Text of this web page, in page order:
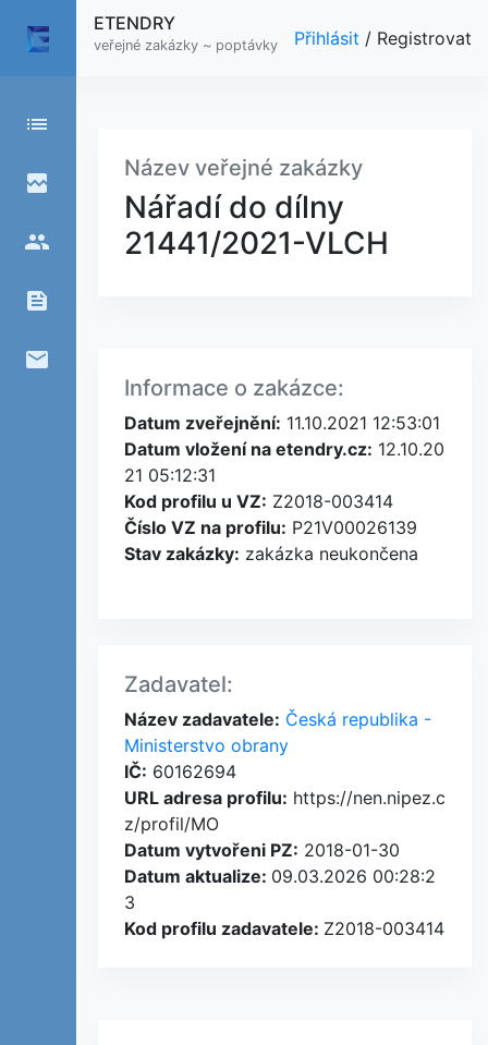
list
broken_image
people
feed
email
ETENDRY
veřejné zakázky ~ poptávky Přihlásit / Registrovat
Název veřejné zakázky
Nářadí do dílny
21441/2021-VLCH
Informace o zakázce:
Datum zveřejnění: 11.10.2021 12:53:01
Datum vložení na etendry.cz: 12.10.20
21 05:12:31
Kod profilu u VZ: Z2018-003414
Číslo VZ na profilu: P21V00026139
Stav zakázky: zakázka neukončena
Zadavatel:
Název zadavatele: Česká republika -
Ministerstvo obrany
IČ: 60162694
URL adresa profilu: https://nen.nipez.c
z/profil/MO
Datum vytvořeni PZ: 2018-01-30
Datum aktualize: 09.03.2026 00:28:2
3
Kod profilu zadavatele: Z2018-003414